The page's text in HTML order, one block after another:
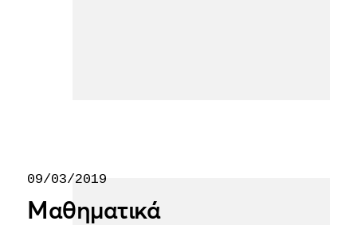
09/03/2019
Μαθηματικά